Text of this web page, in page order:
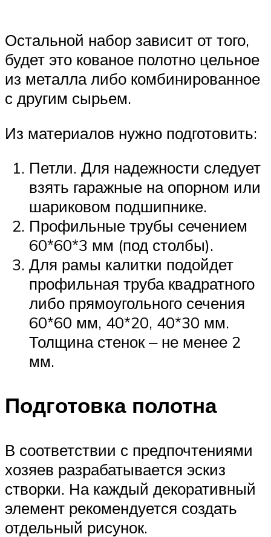
Остальной набор зависит от того,
будет это кованое полотно цельное
из металла либо комбинированное
с другим сырьем.
Из материалов нужно подготовить:
Петли. Для надежности следует
взять гаражные на опорном или
шариковом подшипнике.
Профильные трубы сечением
60*60*3 мм (под столбы).
Для рамы калитки подойдет
профильная труба квадратного
либо прямоугольного сечения
60*60 мм, 40*20, 40*30 мм.
Толщина стенок ‒ не менее 2
мм.
Подготовка полотна
В соответствии с предпочтениями
хозяев разрабатывается эскиз
створки. На каждый декоративный
элемент рекомендуется создать
отдельный рисунок.